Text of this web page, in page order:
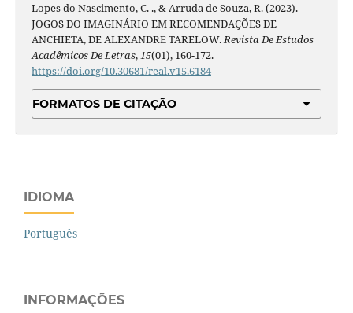
Lopes do Nascimento, C. ., & Arruda de Souza, R. (2023).
JOGOS DO IMAGINÁRIO EM RECOMENDAÇÕES DE
ANCHIETA, DE ALEXANDRE TARELOW.Revista De Estudos
Acadêmicos De Letras,15(01), 160-172.
https://doi.org/10.30681/real.v15.6184
FORMATOS DE CITAÇÃO
IDIOMA
Português
INFORMAÇÕES